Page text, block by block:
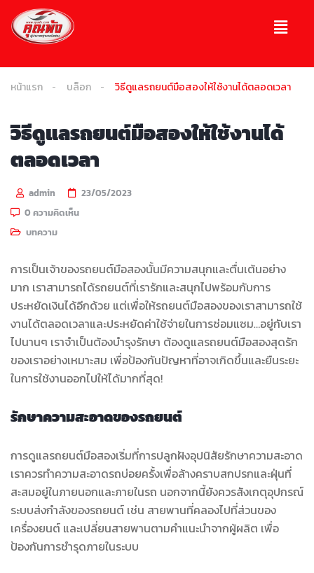
หน้าแรก บล็อก วิธีดูแลรถยนต์มือสองให้ใช้งานได้ตลอดเวลา
วิธีดูแลรถยนต์มือสองให้ใช้งานได้
ตลอดเวลา
admin
23/05/2023
0 ความคิดเห็น
บทความ
การเป็นเจ้าของรถยนต์มือสองนั้นมีความสนุกและตื่นเต้นอย่าง
มาก เราสามารถได้รถยนต์ที่เรารักและสนุกไปพร้อมกับการ
ประหยัดเงินได้อีกด้วย แต่เพื่อให้รถยนต์มือสองของเราสามารถใช้
งานได้ตลอดเวลาและประหยัดค่าใช้จ่ายในการซ่อมแซม…อยู่กับเรา
ไปนานๆ เราจำเป็นต้องบำรุงรักษา ต้องดูแลรถยนต์มือสองสุดรัก
ของเราอย่างเหมาะสม เพื่อป้องกันปัญหาที่อาจเกิดขึ้นและยืนระยะ
ในการใช้งานออกไปให้ได้มากที่สุด!
รักษาความสะอาดของรถยนต์
การดูแลรถยนต์มือสองเริ่มที่การปลูกฝังอุปนิสัยรักษาความสะอาด
เราควรทำความสะอาดรถบ่อยครั้งเพื่อล้างคราบสกปรกและฝุ่นที่
สะสมอยู่ในภายนอกและภายในรถ นอกจากนี้ยังควรสังเกตุอุปกรณ์
ระบบส่งกำลังของรถยนต์ เช่น สายพานที่คลองไปที่ส่วนของ
เครื่องยนต์ และเปลี่ยนสายพานตามคำแนะนำจากผู้ผลิต เพื่อ
ป้องกันการชำรุดภายในระบบ